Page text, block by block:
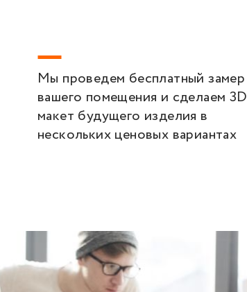
Мы проведем бесплатный замер
вашего помещения и сделаем 3D
макет будущего изделия в
нескольких ценовых вариантах